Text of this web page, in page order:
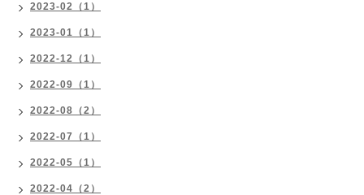
2023-02（1）
2023-01（1）
2022-12（1）
2022-09（1）
2022-08（2）
2022-07（1）
2022-05（1）
2022-04（2）